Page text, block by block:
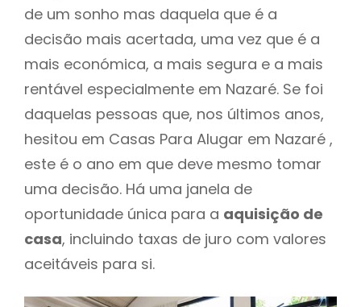
de um sonho mas daquela que é a
decisão mais acertada, uma vez que é a
mais económica, a mais segura e a mais
rentável especialmente em Nazaré. Se foi
daquelas pessoas que, nos últimos anos,
hesitou em Casas Para Alugar em Nazaré ,
este é o ano em que deve mesmo tomar
uma decisão. Há uma janela de
oportunidade única para a aquisição de
casa, incluindo taxas de juro com valores
aceitáveis para si.